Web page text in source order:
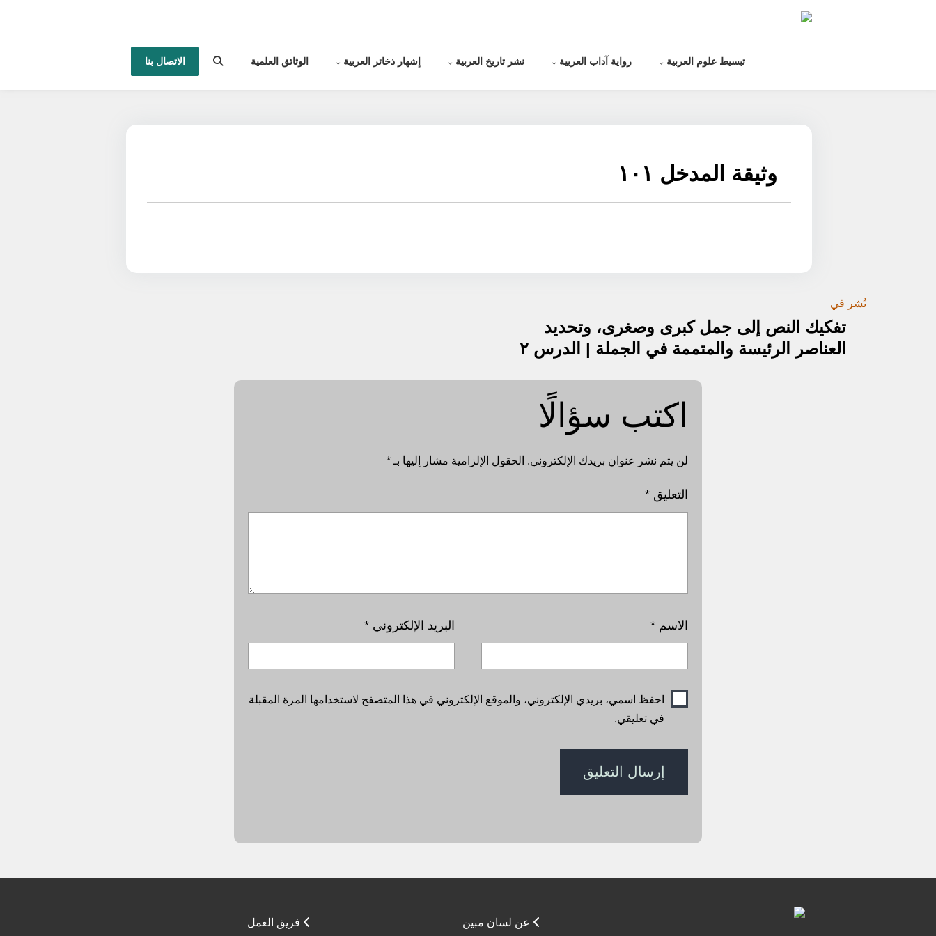
تبسيط علوم العربية رواية آداب العربية نشر تاريخ العربية إشهار ذخائر العربية الوثائق العلمية الاتصال بنا
وثيقة المدخل ١٠١
تصفّح
المقالات
نُشر في
تفكيك النص إلى جمل كبرى وصغرى، وتحديد
العناصر الرئيسة والمتممة في الجملة | الدرس ٢
اكتب سؤالًا
لن يتم نشر عنوان بريدك الإلكتروني. الحقول الإلزامية مشار إليها بـ *
التعليق *
الاسم * البريد الإلكتروني *
احفظ اسمي، بريدي الإلكتروني، والموقع الإلكتروني في هذا المتصفح لاستخدامها المرة المقبلة
في تعليقي.
عن لسان مبين فريق العمل